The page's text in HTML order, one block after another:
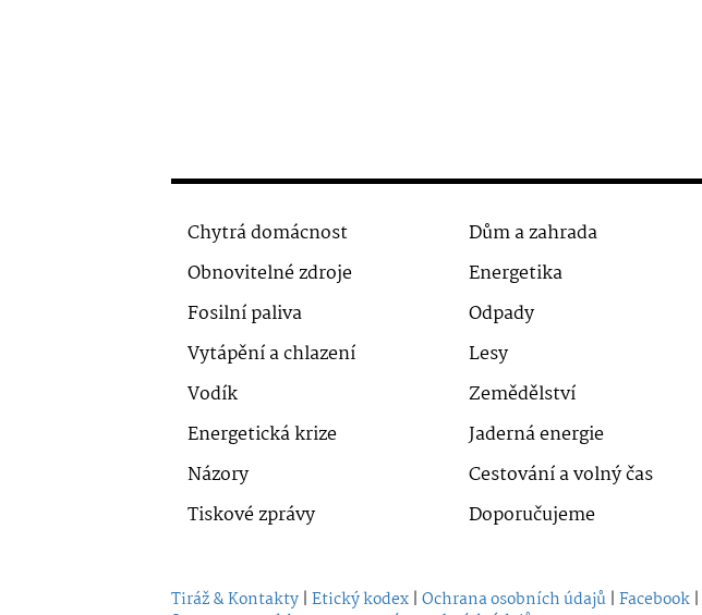
Chytrá domácnost Dům a zahrada
Obnovitelné zdroje
Energetika
Fosilní paliva
Odpady
Vytápění a chlazení
Lesy
Vodík
Zemědělství
Energetická krize
Jaderná energie
Názory
Cestování a volný čas
Tiskové zprávy
Doporučujeme
Tiráž & Kontakty | Etický kodex | Ochrana osobních údajů | Facebook |